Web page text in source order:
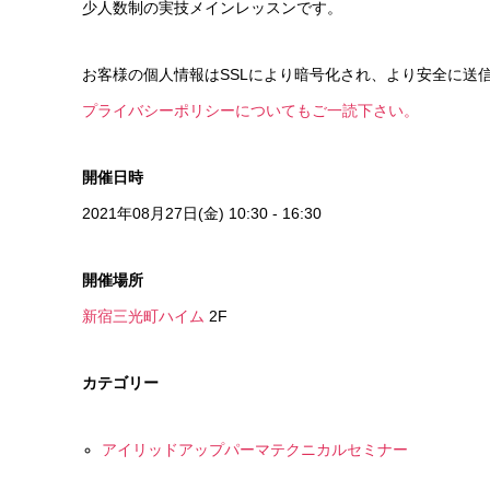
少人数制の実技メインレッスンです。
お客様の個人情報はSSLにより暗号化され、より安全に送
プライバシーポリシーについてもご一読下さい。
開催日時
2021年08月27日(金) 10:30 - 16:30
開催場所
新宿三光町ハイム 2F
カテゴリー
アイリッドアップパーマテクニカルセミナー